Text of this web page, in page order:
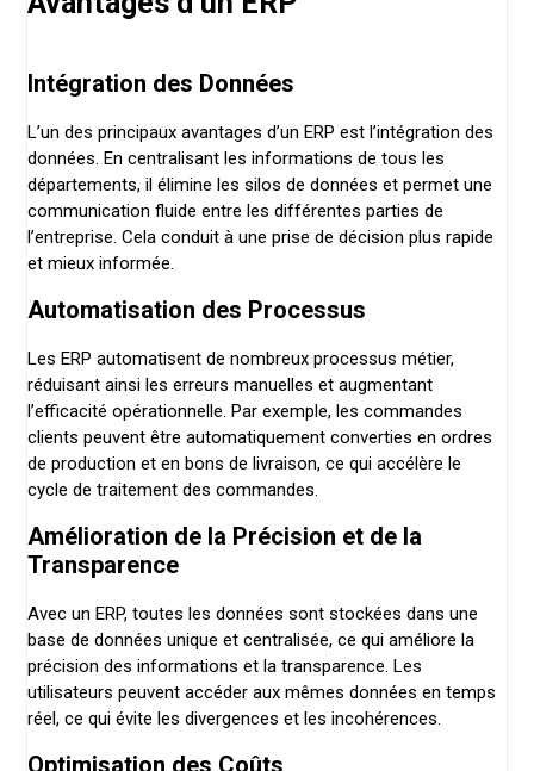
Intégration des Données
L’un des principaux avantages d’un ERP est l’intégration des
données. En centralisant les informations de tous les
départements, il élimine les silos de données et permet une
communication fluide entre les différentes parties de
l’entreprise. Cela conduit à une prise de décision plus rapide
et mieux informée.
Automatisation des Processus
Les ERP automatisent de nombreux processus métier,
réduisant ainsi les erreurs manuelles et augmentant
l’efficacité opérationnelle. Par exemple, les commandes
clients peuvent être automatiquement converties en ordres
de production et en bons de livraison, ce qui accélère le
cycle de traitement des commandes.
Amélioration de la Précision et de la
Transparence
Avec un ERP, toutes les données sont stockées dans une
base de données unique et centralisée, ce qui améliore la
précision des informations et la transparence. Les
utilisateurs peuvent accéder aux mêmes données en temps
réel, ce qui évite les divergences et les incohérences.